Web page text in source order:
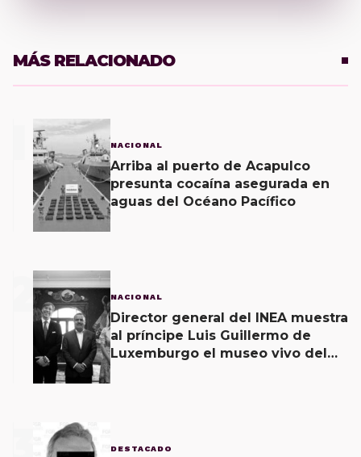
MÁS RELACIONADO
NACIONAL
Arriba al puerto de Acapulco
presunta cocaína asegurada en
aguas del Océano Pacífico
2 NACIONAL
Director general del INEA muestra
al príncipe Luis Guillermo de
Luxemburgo el museo vivo del
DESTACADO